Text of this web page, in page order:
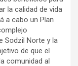
la calidad de vida
a cabo un Plan
Sodzil Norte y la
de que el
comunidad al